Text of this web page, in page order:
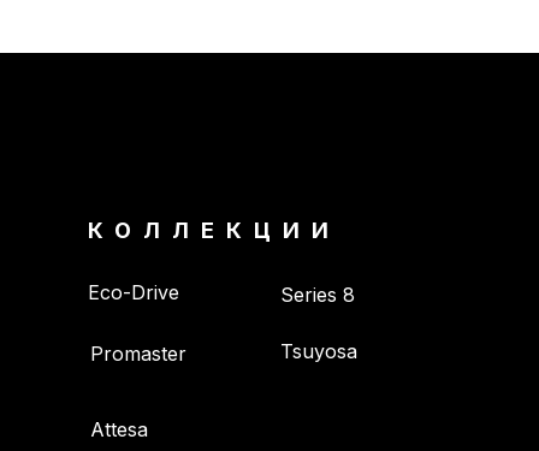
Series 8
Attesa
Promaster
КОЛЛЕКЦИИ
Eco-Drive
Tsuyosa